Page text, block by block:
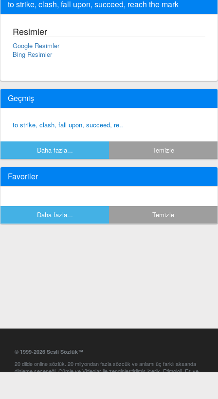
to strike, clash, fall upon, succeed, reach the mark
Resimler
Google Resimler
Bing Resimler
Geçmiş
to strike, clash, fall upon, succeed, re..
Daha fazla... Temizle
Favoriler
Daha fazla... Temizle
© 1999-2026 Sesli Sözlük™
20 dilde online sözlük. 20 milyondan fazla sözcük ve anlamı üç farklı aksanda
dinleme seçeneği. Cümle ve Videolar ile zenginleştirilmiş içerik. Etimoloji, Eş ve